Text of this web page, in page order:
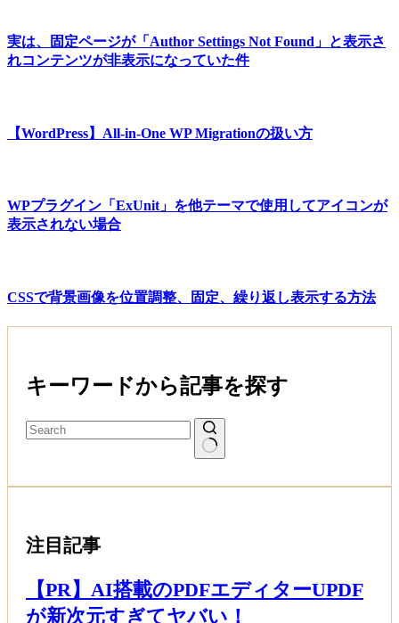
実は、固定ページが「Author Settings Not Found」と表示さ
れコンテンツが非表示になっていた件
【WordPress】All-in-One WP Migrationの扱い方
WPプラグイン「ExUnit」を他テーマで使用してアイコンが
表示されない場合
CSSで背景画像を位置調整、固定、繰り返し表示する方法
キーワードから記事を探す
注目記事
【PR】AI搭載のPDFエディターUPDF
が新次元すぎてヤバい！